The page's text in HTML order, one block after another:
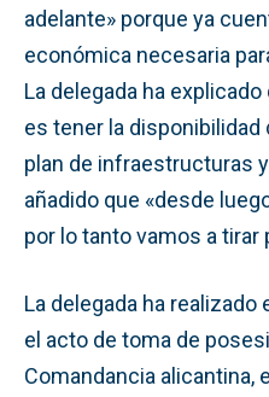
adelante» porque ya
económica necesaria
La delegada ha
es tener la disponibilidad
plan de infraestructuras
añadido que «desde
por lo tanto vamos a tirar
La delegada ha
el acto de toma de
Comandancia alicantina,